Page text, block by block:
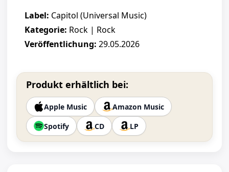
Label: Capitol (Universal Music)
Kategorie: Rock | Rock
Veröffentlichung: 29.05.2026
Produkt erhältlich bei:
Apple Music
Amazon Music
Spotify
CD LP